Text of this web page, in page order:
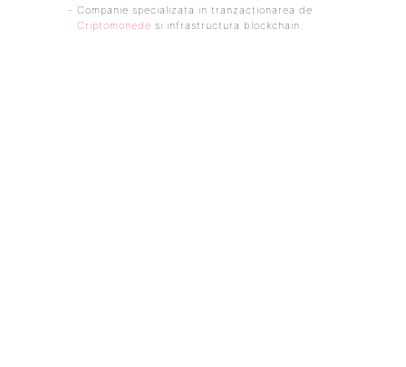
- Companie specializata in tranzactionarea de
Criptomonede si infrastructura blockchain.